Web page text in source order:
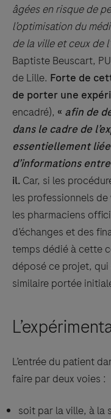
âgées en risque de
l’optimisation du
de la ville et ceux de
Baptiste Beuscart,
de Lille. Forte de
de porter une
encadré), « afin de
dans le cadre de
essentiellement
d’informations
il. Car, si les
les professionnels
les pharmaciens
d’échanges et des
temps dédié à cette
déposé ce projet,
similaire portée
L’entrée du patient
faire par deux voies :
soit par la ville, à la